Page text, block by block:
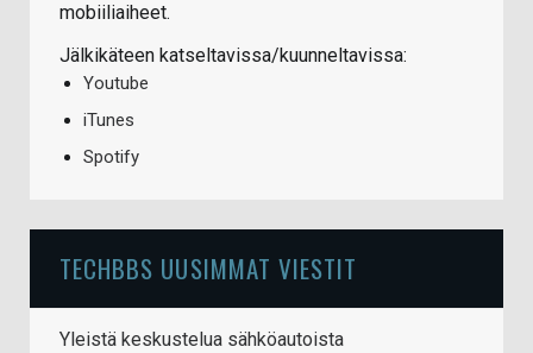
mobiiliaiheet.
Jälkikäteen katseltavissa/kuunneltavissa:
Youtube
iTunes
Spotify
TECHBBS UUSIMMAT VIESTIT
Yleistä keskustelua sähköautoista